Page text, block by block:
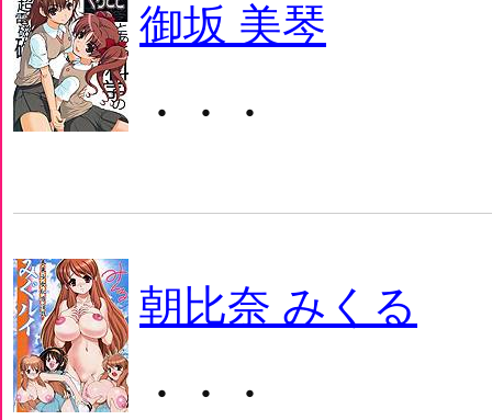
御坂 美琴
・・・
朝比奈 みくる
・・・